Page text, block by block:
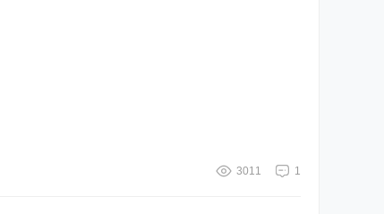
1
3011